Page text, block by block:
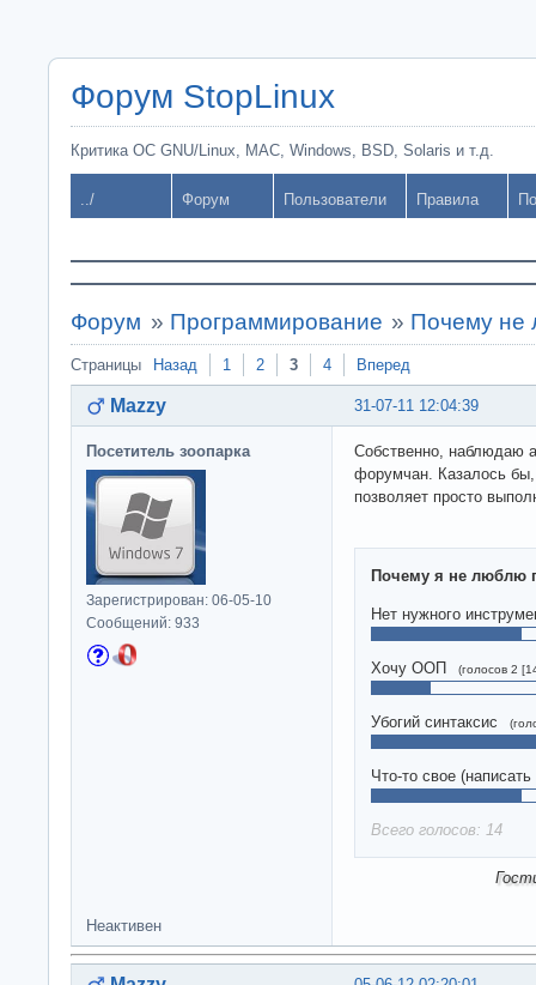
Форум StopLinux
Критика ОС GNU/Linux, MAC, Windows, BSD, Solaris и т.д.
../ Форум Пользователи Правила
Форум » Программирование » Почему не
Страницы Назад 1 2 3 4 Вперед
31-07-11 12:04:39
Mazzy
Посетитель зоопарка
Зарегистрирован: 06-05-10
Сообщений: 933
Собственно, наблюдаю
форумчан. Казалось
позволяет просто
Почему я не люблю
Нет нужного
Хочу ООП (голосов 2
Убогий синтаксис
Что-то свое
Всего голосов: 14
Неактивен